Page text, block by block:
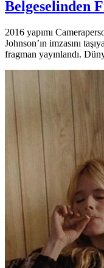
Belgeselinden
2016 yapımı
Johnson’ın imzasını
fragman yayınlandı.